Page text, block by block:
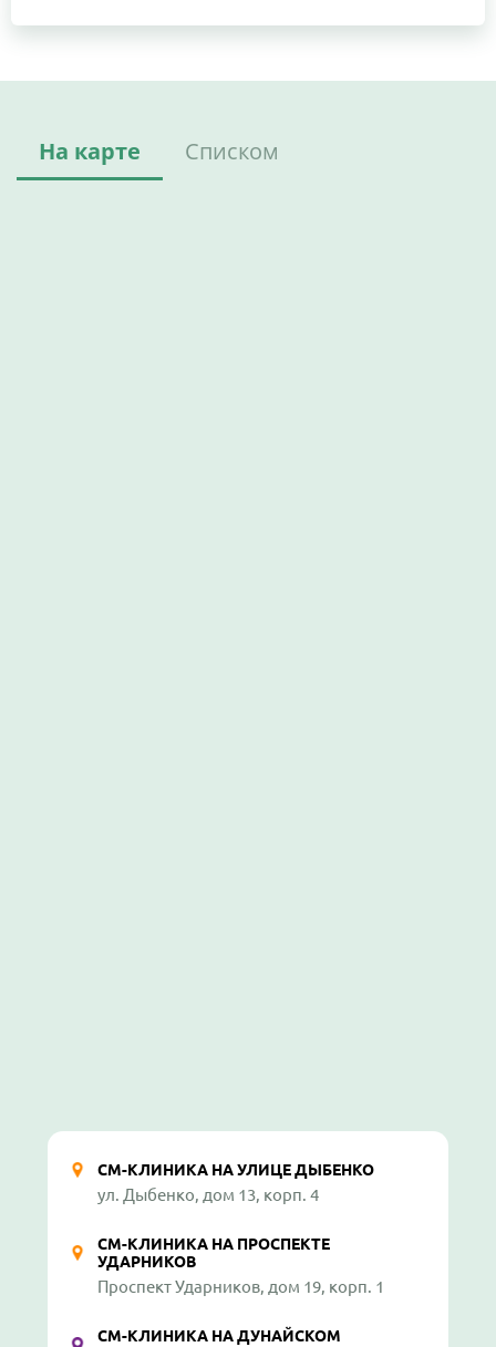
На карте Списком
СМ-КЛИНИКА НА УЛИЦЕ ДЫБЕНКО
ул. Дыбенко, дом 13, корп. 4
СМ-КЛИНИКА НА ПРОСПЕКТЕ
УДАРНИКОВ
Проспект Ударников, дом 19, корп. 1
СМ-КЛИНИКА НА ДУНАЙСКОМ